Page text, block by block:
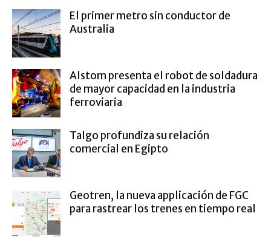
El primer metro sin conductor de
Australia
Alstom presenta el robot de soldadura
de mayor capacidad en la industria
ferroviaria
Talgo profundiza su relación
comercial en Egipto
Geotren, la nueva applicación de FGC
para rastrear los trenes en tiempo real